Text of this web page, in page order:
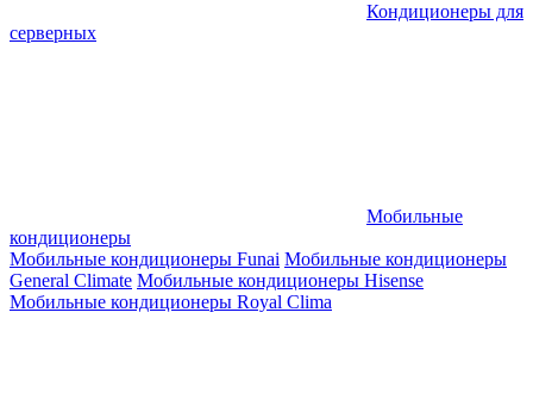
Кондиционеры для
серверных
Мобильные
кондиционеры
Мобильные кондиционеры Funai Мобильные кондиционеры
General Climate Мобильные кондиционеры Hisense
Мобильные кондиционеры Royal Clima